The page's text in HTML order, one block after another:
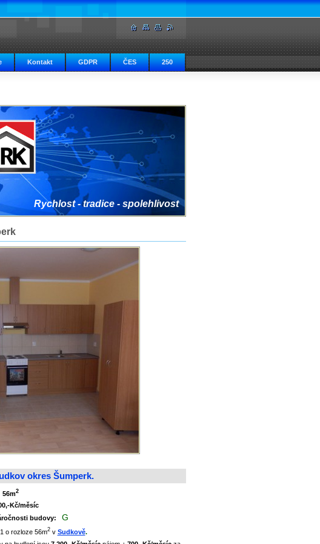
Kontakt GDPR ČES 250
Rychlost - tradice - spolehlivost
okres Šumperk.
2
Kč/měsíc
budovy: G
o rozloze 56m2v Sudkově.